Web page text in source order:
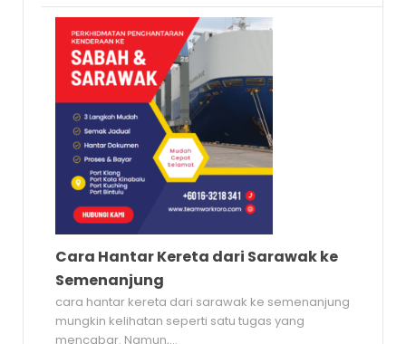
Cara Hantar Kereta dari Sarawak ke
Semenanjung
cara hantar kereta dari sarawak ke semenanjung
mungkin kelihatan seperti satu tugas yang
mencabar. Namun,...